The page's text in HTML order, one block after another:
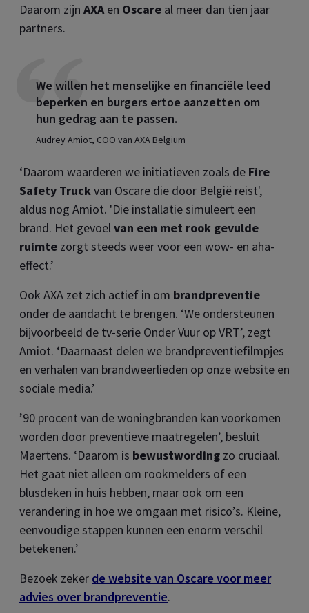
Daarom zijn AXA en Oscare al meer dan tien jaar
partners.
We willen het menselijke en financiële leed
beperken en burgers ertoe aanzetten om
hun gedrag aan te passen.
Audrey Amiot, COO van AXA Belgium
‘Daarom waarderen we initiatieven zoals de Fire
Safety Truck van Oscare die door België reist',
aldus nog Amiot. 'Die installatie simuleert een
brand. Het gevoel van een met rook gevulde
ruimte zorgt steeds weer voor een wow- en aha-
effect.’
Ook AXA zet zich actief in om brandpreventie
onder de aandacht te brengen. ‘We ondersteunen
bijvoorbeeld de tv-serie Onder Vuur op VRT’, zegt
Amiot. ‘Daarnaast delen we brandpreventiefilmpjes
en verhalen van brandweerlieden op onze website en
sociale media.’
’90 procent van de woningbranden kan voorkomen
worden door preventieve maatregelen’, besluit
Maertens. ‘Daarom is bewustwording zo cruciaal.
Het gaat niet alleen om rookmelders of een
blusdeken in huis hebben, maar ook om een
verandering in hoe we omgaan met risico’s. Kleine,
eenvoudige stappen kunnen een enorm verschil
betekenen.’
Bezoek zeker de website van Oscare voor meer
advies over brandpreventie.